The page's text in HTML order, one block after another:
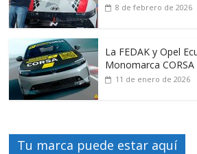
8 de febrero de 2026
La FEDAK y Opel
Monomarca
11 de enero de 2026
Tu marca puede estar aquí